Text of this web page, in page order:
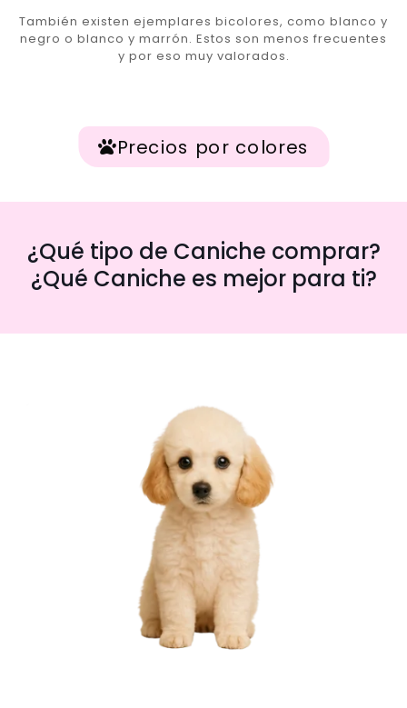
También existen ejemplares bicolores, como blanco y
negro o blanco y marrón. Estos son menos frecuentes
y por eso muy valorados.
Precios por colores
¿Qué tipo de Caniche comprar?
¿Qué Caniche es mejor para ti?